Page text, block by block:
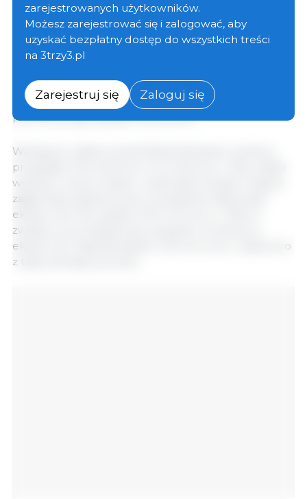
2% wyższy niż w czerwcu 2024 r. W pierwszej
połowie 2025 r. łączna wartość eksportu wyniosła
118,7 mld euro, co stanowi wzrost o 2,6 mld euro
(+2%) w porównaniu z tym samym okresem w 2024 r.
wzrostu. Tymczasem eksport zbóż spadł w pierwszej
połowie roku o 1,5 mld euro (−22%) z powodu 27-
procentowego spadku wolumenu.
Wiodącym odbiorcą był Wielka Brytania, na którą
przypadło 27,6 mld euro (+1,2 mld euro, +5%), dzięki
wysokim cenom kakao i czekolady. Kolejne miejsca
zajęły Stany Zjednoczone i Szwajcaria. Natomiast
eksport do Chin spadł o 670 mln euro (−10%) w
związku ze zmniejszonym popytem na zboża, a
eksport do Tajlandii spadł o 242 mln euro, częściowo
z tego samego powodu.
zarejestrowanych użytkowników.
Możesz zarejestrować się i zalogować, aby
uzyskać bezpłatny dostęp do wszystkich treści
na 3trzy3.pl
Zarejestruj się Zaloguj się